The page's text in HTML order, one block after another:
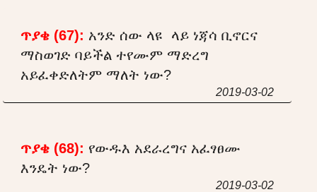
ጥያቄ (67): አንድ ሰው ላዩ ላይ ነጃሳ ቢኖርና
ማስወገድ ባይችል ተየሙም ማድረግ
አይፈቀድለትም ማለት ነው?
2019-03-02
ጥያቄ (68): የውዱእ አደራረግና አፈፃፀሙ
እንዴት ነው?
2019-03-02